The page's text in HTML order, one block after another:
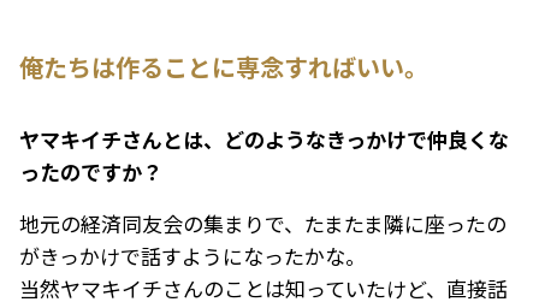
俺たちは作ることに専念すればいい。
――ヤマキイチさんとは、どのようなきっかけで仲良くな
ったのですか？
地元の経済同友会の集まりで、たまたま隣に座ったの
がきっかけで話すようになったかな。
当然ヤマキイチさんのことは知っていたけど、直接話